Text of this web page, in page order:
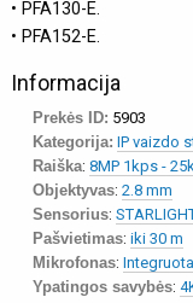
• PFA130-E.
• PFA152-E.
Informacija
Prekės ID: 5903
Kategorija: IP vaizdo
Raiška: 8MP 1kps -
Objektyvas: 2.8 mm
Sensorius:
Pašvietimas: iki 30 m
Mikrofonas:
Ypatingos savybės: